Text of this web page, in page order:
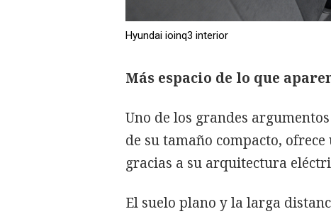
Hyundai ioinq3 interior
Más espacio de lo que
Uno de los grandes
de su tamaño compacto,
gracias a su arquitectura
El suelo plano y la larga